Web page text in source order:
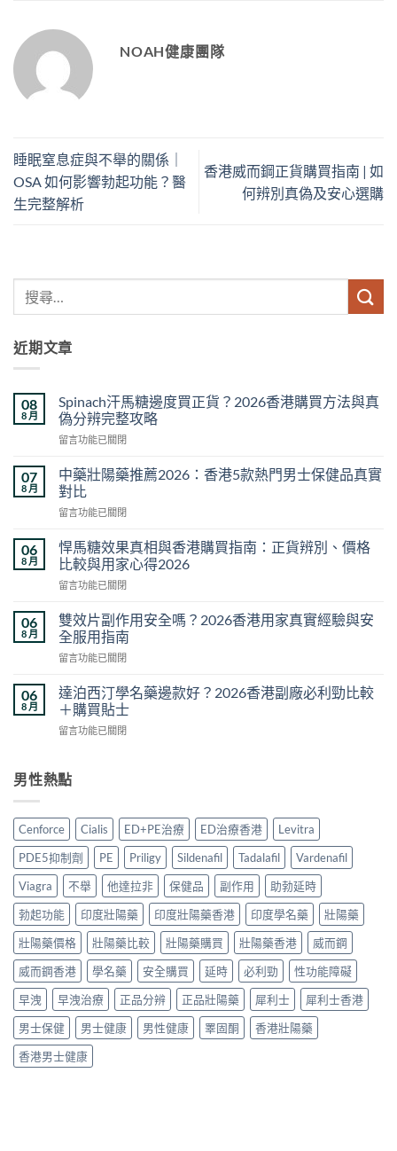
NOAH健康團隊
睡眠窒息症與不舉的關係｜
OSA 如何影響勃起功能？醫
生完整解析
香港威而鋼正貨購買指南 | 如
何辨別真偽及安心選購
近期文章
08
8 月
Spinach汗馬糖邊度買正貨？2026香港購買方法與真
偽分辨完整攻略
在
汗
馬
糖
邊
買
正
貨？
2026
港
購
方
與
真
偽
完
整
略〉
中
留言功能已關閉
07
8 月
中藥壯陽藥推薦2026：香港5款熱門男士保健品真實
對比
在
藥
壯
陽
藥
薦
2026：
港
款
熱
男
健
實
對
比〉
中
留言功能已關閉
06
8 月
悍馬糖效果真相與香港購買指南：正貨辨別、價格
比較與用家心得2026
在
馬
糖
效
果
相
與
港
指
貨
辨
別、
價
比
較
與
用
家
心
得
2026〉
中
留言功能已關閉
06
8 月
雙效片副作用安全嗎？2026香港用家真實經驗與安
全服用指南
在
效
片
副
作
全
港
用
家
實
經
驗
與
安
全
服
用
指
南〉
中
留言功能已關閉
06
8 月
達泊西汀學名藥邊款好？2026香港副廠必利勁比較
＋購買貼士
在
西
汀
名
藥
邊
款
好？
2026
香
港
副
廠
必
利
勁
比
較
＋
購
留言功能已關閉
男性熱點
Cenforce Cialis ED+PE治療 ED治療香港
Levitra
PDE5抑制劑
PE Priligy Sildenafil Tadalafil
Vardenafil
Viagra
不舉 他達拉非 保健品 副作用
助勃延時
勃起功能
印度壯陽藥 印度壯陽藥香港 印度學名藥
壯陽藥
壯陽藥價格
壯陽藥比較 壯陽藥購買 壯陽藥香港
威而鋼
威而鋼香港
學名藥 安全購買 延時 必利勁
性功能障礙
早洩
早洩治療 正品分辨 正品壯陽藥 犀利士
犀利士香港
男士保健
男士健康 男性健康 睪固酮
香港壯陽藥
香港男士健康